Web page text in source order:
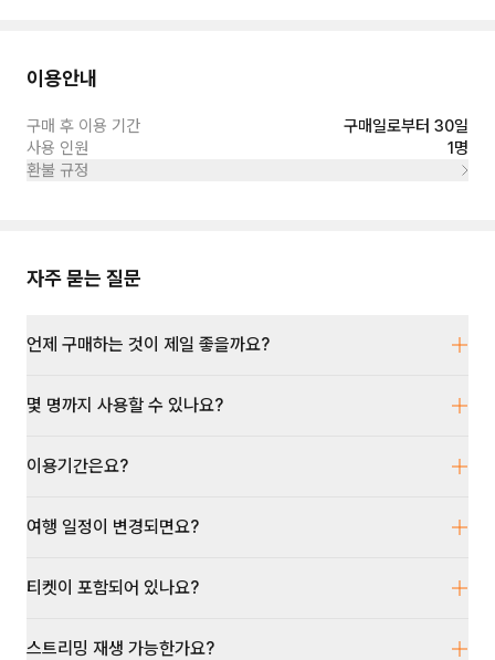
이용안내
구매 후 이용 기간
구매일로부터 30일
사용 인원
1명
환불 규정
자주 묻는 질문
언제 구매하는 것이 제일 좋을까요?
몇 명까지 사용할 수 있나요?
이용기간은요?
여행 일정이 변경되면요?
티켓이 포함되어 있나요?
스트리밍 재생 가능한가요?